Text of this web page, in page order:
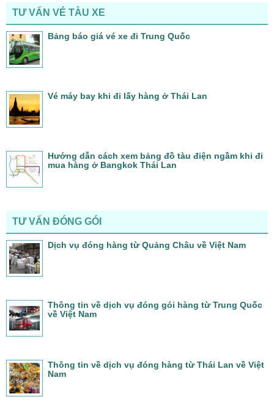
TƯ VẤN VÉ TÀU XE
Bảng báo giá vé xe đi Trung Quốc
Vé máy bay khi đi lấy hàng ở Thái Lan
Hướng dẫn cách xem bảng đồ tàu điện ngầm khi đi
mua hàng ở Bangkok Thái Lan
TƯ VẤN ĐÓNG GÓI
Dịch vụ đóng hàng từ Quảng Châu về Việt Nam
Thông tin về dịch vụ đóng gói hàng từ Trung Quốc
về Việt Nam
Thông tin về dịch vụ đóng hàng từ Thái Lan về Việt
Nam